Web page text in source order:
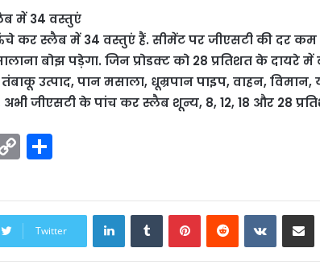
में 34 वस्तुएं
कर स्लैब में 34 वस्तुएं हैं. सीमेंट पर जीएसटी की दर
बोझ पड़ेगा. जिन प्रोडक्ट को 28 प्रतिशत के दायरे
उत्पाद, पान मसाला, धूम्रपान पाइप, वाहन, विमान,
जीएसटी के पांच कर स्लैब शून्य, 8, 12, 18 और 28
C
o
p
y
Li
ar
e
Twitter
LinkedInTumblrPinterestReddit